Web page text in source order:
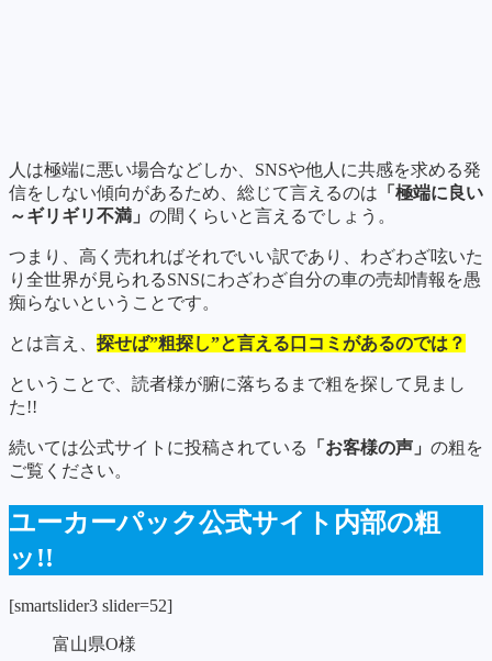
人は極端に悪い場合などしか、SNSや他人に共感を求める発
信をしない傾向があるため、総じて言えるのは 「極端に良い
～ギリギリ不満」 の間くらいと言えるでしょう。
つまり、高く売れればそれでいい訳であり、わざわざ呟いた
り全世界が見られるSNSにわざわざ自分の車の売却情報を愚
痴らないということです。
とは言え、 探せば”粗探し”と言える口コミがあるのでは？
ということで、読者様が腑に落ちるまで粗を探して見まし
た!!
続いては公式サイトに投稿されている 「お客様の声」 の粗を
ご覧ください。
ユーカーパック公式サイト内部の粗
ッ!!
[smartslider3 slider=52]
富山県O様